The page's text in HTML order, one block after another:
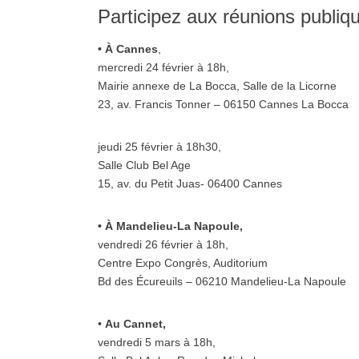
Participez aux réunions
• À Cannes
mercredi 24 février à 18h,
Mairie annexe de La Bocca, Salle de la Licorne
23, av. Francis Tonner – 06150 Cannes La Bocca
jeudi 25 février à 18h30,
Salle Club Bel Age
15, av. du Petit Juas- 06400 Cannes
• À Mandelieu-La Napoule,
vendredi 26 février à 18h,
Centre Expo Congrès, Auditorium
Bd des Écureuils – 06210 Mandelieu-La Napoule
• Au Cannet,
vendredi 5 mars à 18h,